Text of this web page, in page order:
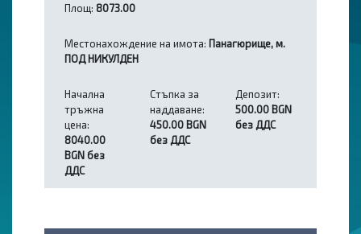
Площ: 8073.00
Местонахождение на имота: Панагюрище, м.
ПОД НИКУЛДЕН
Начална
тръжна
цена:
8040.00
BGN без
ДДС
Стъпка за
наддаване:
450.00 BGN
без ДДС
Депозит:
500.00 BGN
без ДДС